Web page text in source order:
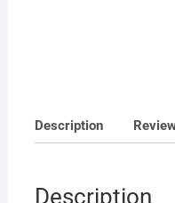
Description
Description